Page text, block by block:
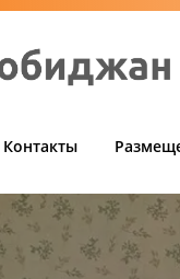
Контакты